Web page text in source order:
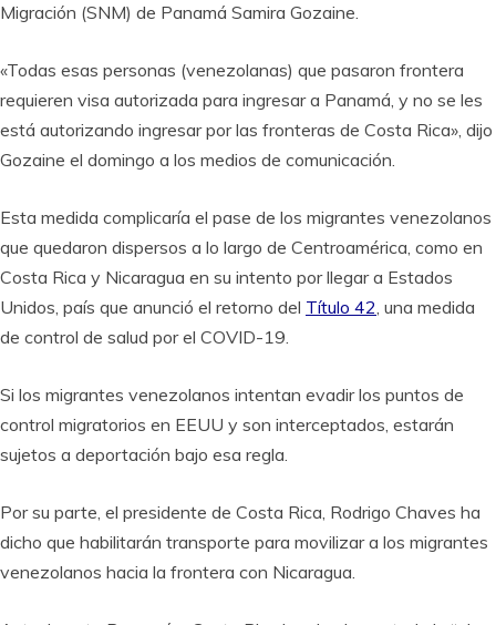
Migración (SNM) de Panamá Samira Gozaine.
«Todas esas personas (venezolanas) que pasaron frontera
requieren visa autorizada para ingresar a Panamá, y no se les
está autorizando ingresar por las fronteras de Costa Rica», dijo
Gozaine el domingo a los medios de comunicación.
Esta medida complicaría el pase de los migrantes venezolanos
que quedaron dispersos a lo largo de Centroamérica, como en
Costa Rica y Nicaragua en su intento por llegar a Estados
Unidos, país que anunció el retorno del Título 42, una medida
de control de salud por el COVID-19.
Si los migrantes venezolanos intentan evadir los puntos de
control migratorios en EEUU y son interceptados, estarán
sujetos a deportación bajo esa regla.
Por su parte, el presidente de Costa Rica, Rodrigo Chaves ha
dicho que habilitarán transporte para movilizar a los migrantes
venezolanos hacia la frontera con Nicaragua.